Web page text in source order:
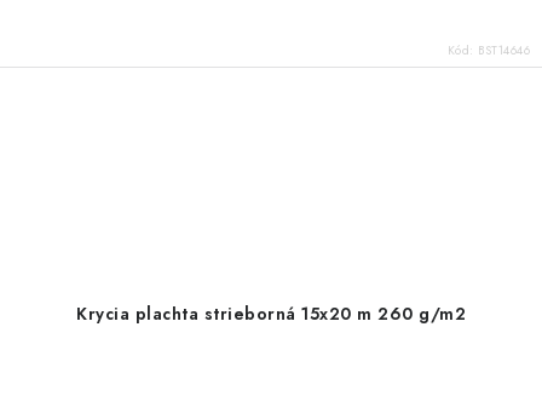
Kód: BST14646
Krycia plachta strieborná 15x20 m 260 g/m2